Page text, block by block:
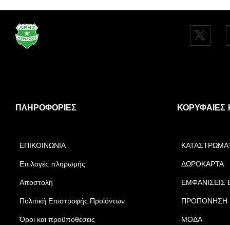
ΠΛΗΡΟΦΟΡΊΕΣ
ΕΠΙΚΟΙΝΩΝΙΑ
Επιλογές πληρωμής
Αποστολή
Πολιτική Επιστροφής Προϊόντων
Όροι και προϋποθέσεις
ΚΟΡΥΦΑΊΕΣ
ΔΩΡΟΚΑΡΤΑ
ΕΜΦΑΝΙΣΕΙΣ
ΠΡΟΠΟΝΗΣΗ
ΜΟΔΑ